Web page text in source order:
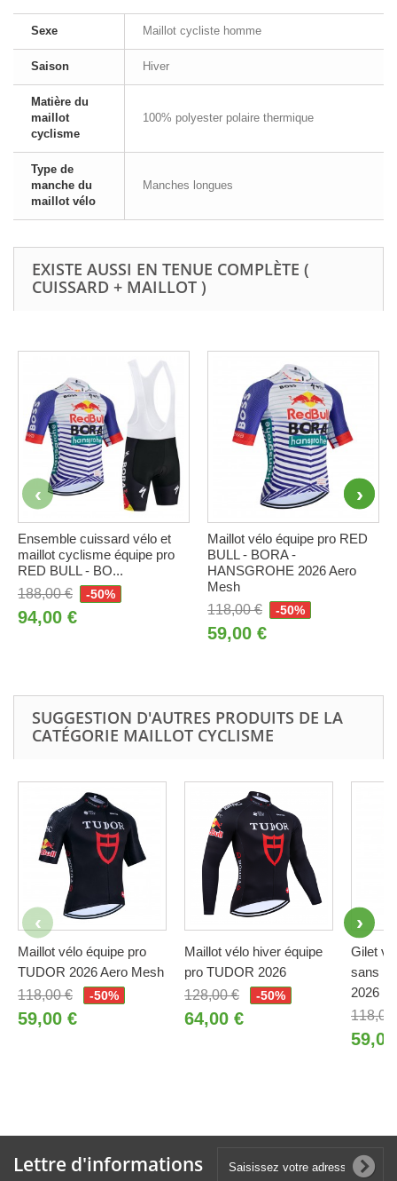
Sexe Maillot cycliste homme
Saison Hiver
Matière du
maillot
cyclisme
100% polyester polaire thermique
Type de
manche du
maillot vélo
Manches longues
EXISTE AUSSI EN TENUE COMPLÈTE (
CUISSARD + MAILLOT )
Ensemble cuissard vélo et
maillot cyclisme équipe pro
RED BULL - BO...
188,00 €
-50%
94,00 €
Maillot vélo équipe pro RED
BULL - BORA -
HANSGROHE 2026 Aero
Mesh
118,00 €
-50%
59,00 €
SUGGESTION D'AUTRES PRODUITS DE LA
CATÉGORIE MAILLOT CYCLISME
Maillot vélo équipe pro
TUDOR 2026 Aero Mesh
118,00 €
-50%
59,00 €
Maillot vélo hiver équipe
pro TUDOR 2026
128,00 €
-50%
64,00 €
Gilet
sans
2026
118,00
Lettre d'informations